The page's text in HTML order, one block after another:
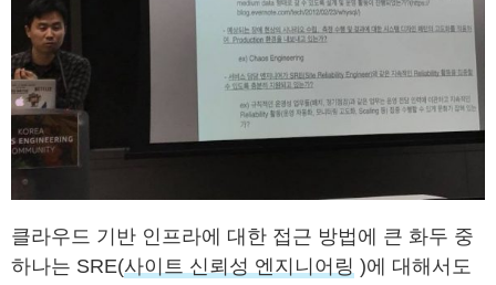
클라우드 기반 인프라에 대한 접근 방법에 큰 화두 중
하나는 SRE(사이트 신뢰성 엔지니어링 )에 대해서도